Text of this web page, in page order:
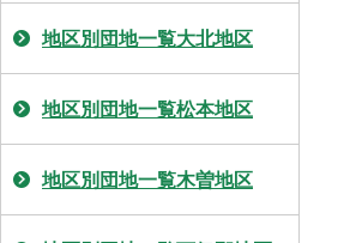
地区別団地一覧大北地区
地区別団地一覧松本地区
地区別団地一覧木曽地区